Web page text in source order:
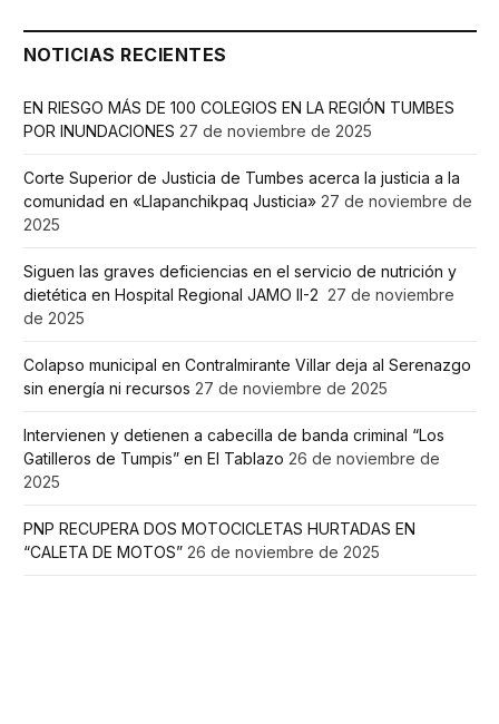
NOTICIAS RECIENTES
EN RIESGO MÁS DE 100 COLEGIOS EN LA REGIÓN TUMBES
POR INUNDACIONES 27 de noviembre de 2025
Corte Superior de Justicia de Tumbes acerca la justicia a la
comunidad en «Llapanchikpaq Justicia» 27 de noviembre de
2025
Siguen las graves deficiencias en el servicio de nutrición y
dietética en Hospital Regional JAMO II-2 27 de noviembre
de 2025
Colapso municipal en Contralmirante Villar deja al Serenazgo
sin energía ni recursos 27 de noviembre de 2025
Intervienen y detienen a cabecilla de banda criminal “Los
Gatilleros de Tumpis” en El Tablazo 26 de noviembre de
2025
PNP RECUPERA DOS MOTOCICLETAS HURTADAS EN
“CALETA DE MOTOS” 26 de noviembre de 2025